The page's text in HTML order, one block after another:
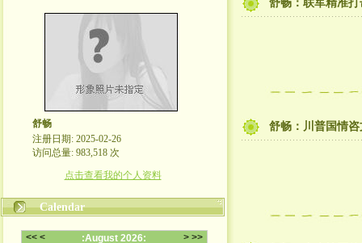
舒畅
注册日期: 2025-02-26
访问总量: 983,518 次
点击查看我的个人资料
Calendar
舒畅：联军精准
舒畅：川普国情